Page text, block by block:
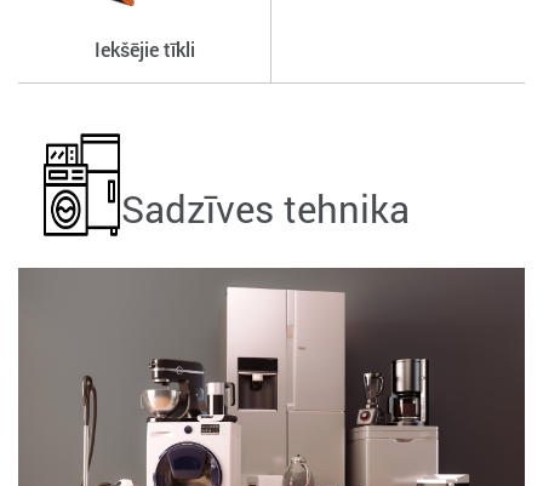
Iekšējie tīkli
Sadzīves tehnika